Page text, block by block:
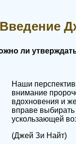
Введение
ли
Наши
внимание
вдохновения и
вправе
ускользающей
(Джей Зи Найт)